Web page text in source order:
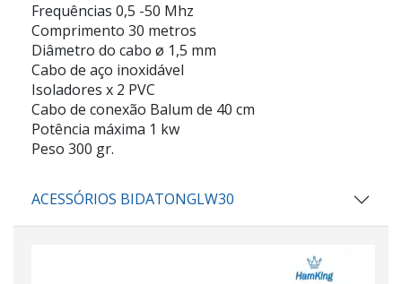
Frequências 0,5 -50 Mhz
Comprimento 30 metros
Diâmetro do cabo ø 1,5 mm
Cabo de aço inoxidável
Isoladores x 2 PVC
Cabo de conexão Balum de 40 cm
Potência máxima 1 kw
Peso 300 gr.
ACESSÓRIOS BIDATONGLW30